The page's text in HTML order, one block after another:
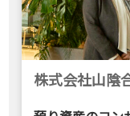
株式会社山陰